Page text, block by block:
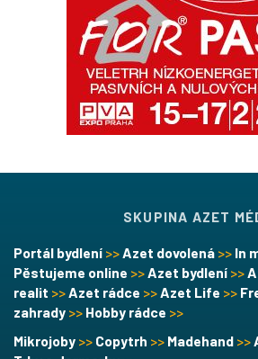
SKUPINA AZET
Portál bydlení >> Azet dovolená >> In
Pěstujeme online >> Azet bydlení >>
realit >> Azet rádce >> Azet Life >>
zahrady >> Hobby rádce >>
Mikrojoby >> Copytrh >> Madehand >>